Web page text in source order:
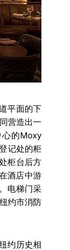
平面的下
营造出一
的Moxy
记处的柜
柜台后方
酒店中游
电梯门采
约市消防
约历史相